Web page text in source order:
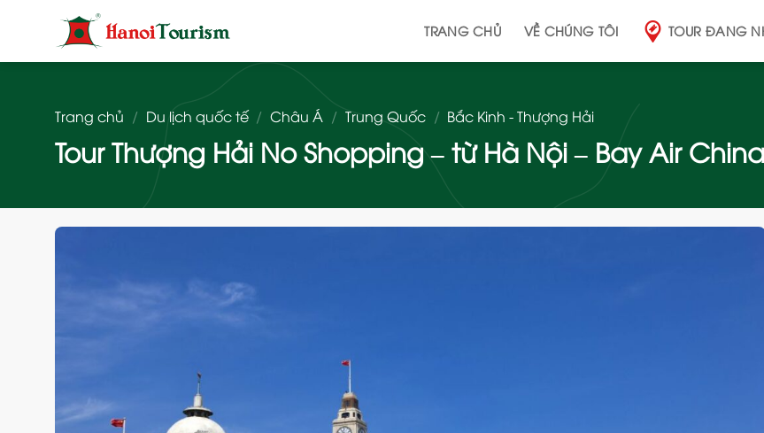
dung
TRANG CHỦ VỀ CHÚNG TÔI TOUR ĐANG
Trang chủ / Du lịch quốc tế / Châu Á / Trung Quốc / Bắc Kinh - Thượng Hải
Tour Thượng Hải No Shopping – từ Hà Nội – Bay Air China